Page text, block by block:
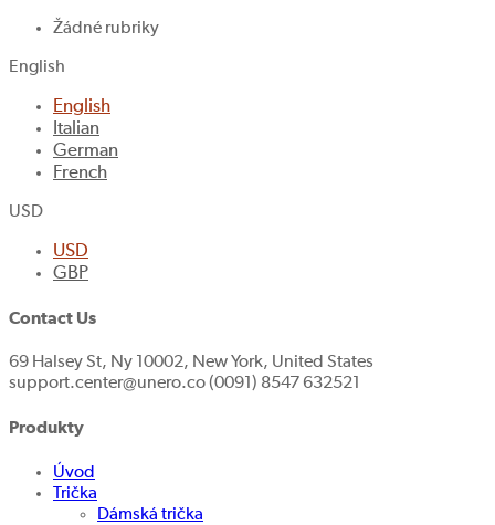
Žádné rubriky
English
English
Italian
German
French
USD
USD
GBP
Contact Us
69 Halsey St, Ny 10002, New York, United States
support.center@unero.co (0091) 8547 632521
Produkty
Úvod
Trička
Dámská trička